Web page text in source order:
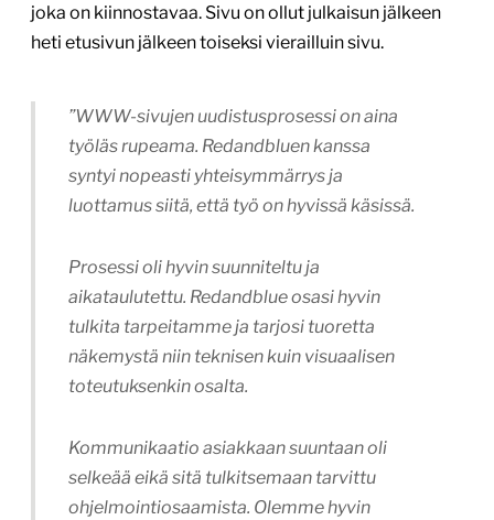
joka on kiinnostavaa. Sivu on ollut julkaisun jälkeen
heti etusivun jälkeen toiseksi vierailluin sivu.
”WWW-sivujen uudistusprosessi on aina
työläs rupeama. Redandbluen kanssa
syntyi nopeasti yhteisymmärrys ja
luottamus siitä, että työ on hyvissä käsissä.
Prosessi oli hyvin suunniteltu ja
aikataulutettu. Redandblue osasi hyvin
tulkita tarpeitamme ja tarjosi tuoretta
näkemystä niin teknisen kuin visuaalisen
toteutuksenkin osalta.
Kommunikaatio asiakkaan suuntaan oli
selkeää eikä sitä tulkitsemaan tarvittu
ohjelmointiosaamista. Olemme hyvin